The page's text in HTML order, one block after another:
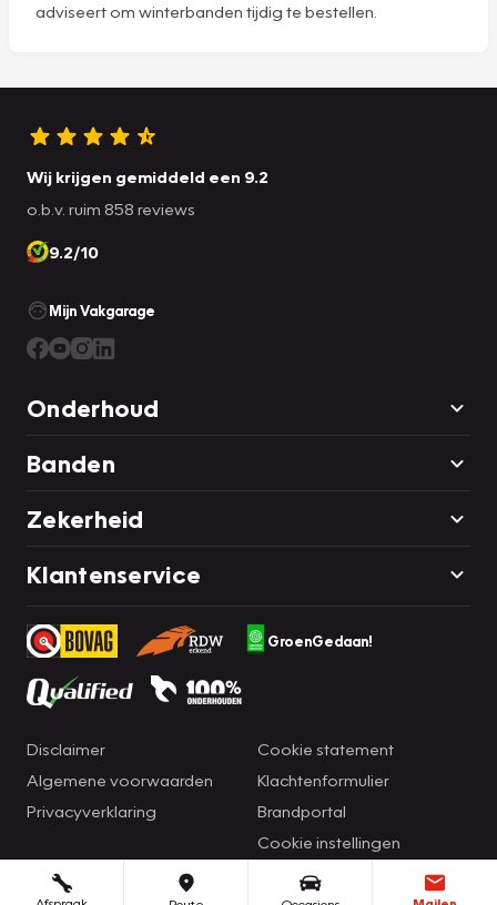
adviseert om winterbanden tijdig te bestellen.
Wij krijgen gemiddeld een 9.2
o.b.v. ruim 858 reviews
9.2/10
Mijn Vakgarage
Onderhoud
Banden
Zekerheid
Klantenservice
GroenGedaan!
Disclaimer
Algemene voorwaarden
Privacyverklaring
Cookie statement
Klachtenformulier
Brandportal
Cookie instellingen